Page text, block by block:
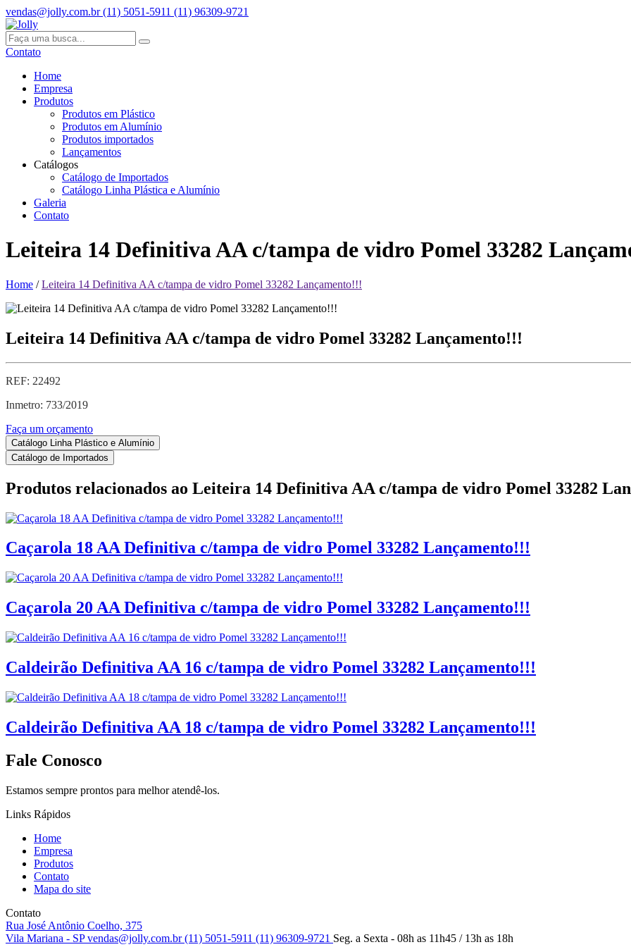
vendas@jolly.com.br(11) 5051-5911 (11) 96309-9721
Contato
Home
Empresa
Produtos
Produtos em Plástico
Produtos em Alumínio
Produtos importados
Lançamentos
Catálogos
Catálogo de Importados
Catálogo Linha Plástica e Alumínio
Galeria
Contato
Leiteira 14 Definitiva AA c/tampa de vidro Pomel 33282
Home /Leiteira 14 Definitiva AA c/tampa de vidro Pomel 33282 Lançamento!!!
Leiteira 14 Definitiva AA c/tampa de vidro Pomel 33282 Lançamento!!!
REF: 22492
Inmetro: 733/2019
Faça um orçamento
Catálogo Linha Plástico e Alumínio
Catálogo de Importados
Produtos relacionados ao Leiteira 14 Definitiva AA c/tampa de vidro Pomel 33282
Caçarola 18 AA Definitiva c/tampa de vidro Pomel 33282 Lançamento!!!
Caçarola 20 AA Definitiva c/tampa de vidro Pomel 33282 Lançamento!!!
Caldeirão Definitiva AA 16 c/tampa de vidro Pomel 33282 Lançamento!!!
Caldeirão Definitiva AA 18 c/tampa de vidro Pomel 33282 Lançamento!!!
Fale Conosco
Estamos sempre prontos para melhor atendê-los.
Links Rápidos
Home
Empresa
Produtos
Contato
Mapa do site
Contato
Rua José Antônio Coelho, 375
Vila Mariana - SPvendas@jolly.com.br(11) 5051-5911 (11) 96309-9721 Seg. a Sexta - 08h as 11h45 / 13h as 18h